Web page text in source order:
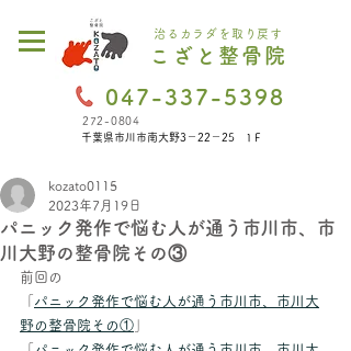
こざと整骨院
治るカラダを取り戻す
047-337-5398
272-0804
千葉県市川市南大野3－22－25 1Ｆ
パニック発作で悩む人が通う市川市、市
川大野の整骨院その③
kozato0115
2023年7月19日
前回の
パニック発作で悩む人が通う市川市、市川大
野の整骨院その①